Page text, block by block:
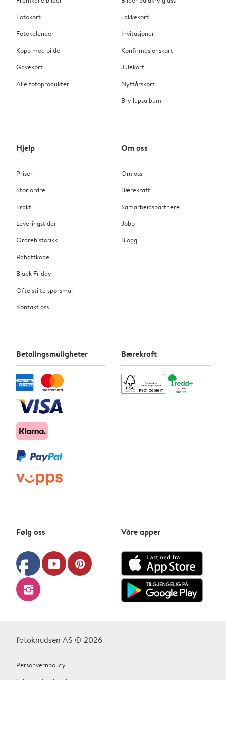
Fotokort
Fotokalender
Kopp med bilde
Gavekort
Alle fotoprodukter
Takkekort
Invitasjoner
Konfirmasjonskort
Julekort
Nyttårskort
Bryllupsalbum
Hjelp
Priser
Stor ordre
Frakt
Leveringstider
Ordrehistorikk
Rabattkode
Black Friday
Ofte stilte spørsmål
Kontakt oss
Om oss
Om oss
Bærekraft
Samarbeidspartnere
Jobb
Blogg
Betalingsmuligheter Bærekraft
Følg oss
facebook youtube pinterest
instagram
Våre apper
fotoknudsen AS © 2026
Personvernpolicy
Informasjonskapsler